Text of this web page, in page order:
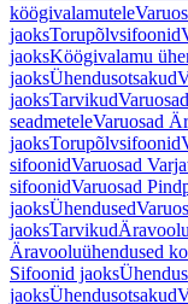
köögivalamutele
jaoksTorupõlvsifoonid
jaoksKöögivalamu
jaoksÜhendusotsakud
jaoksTarvikud
seadmeteleVaruosad
jaoksTorupõlvsifoonid
sifoonidVaruosad
sifoonidVaruosad
jaoksÜhendused
jaoksTarvikud
Äravooluühendused
Sifoonid jaoks
jaoksÜhendusotsakud